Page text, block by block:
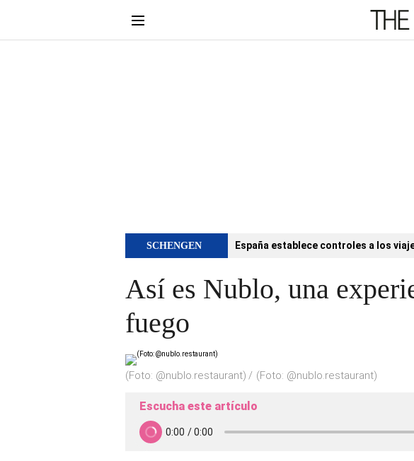
SCHENGEN España establece controles a los
Así es Nublo, una
fuego
(Foto: @nublo.restaurant) (Foto: @nublo.restaurant)
Escucha este artículo